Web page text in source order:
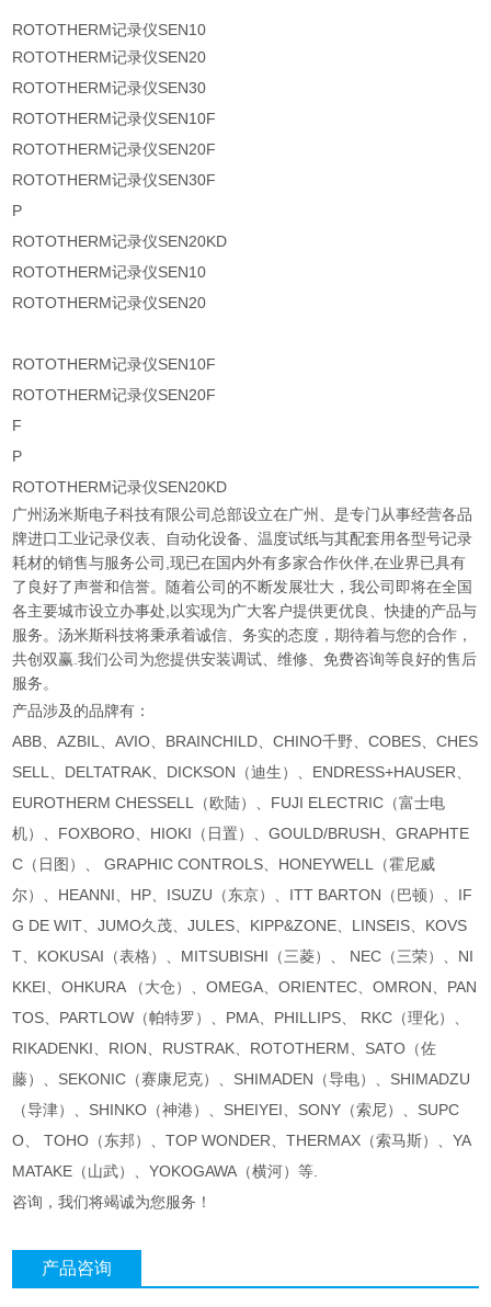
ROTOTHERM记录仪SEN10
ROTOTHERM记录仪SEN20
ROTOTHERM记录仪SEN30
ROTOTHERM记录仪SEN10F
ROTOTHERM记录仪SEN20F
ROTOTHERM记录仪SEN30F
P
ROTOTHERM记录仪SEN20KD
ROTOTHERM记录仪SEN10
ROTOTHERM记录仪SEN20
ROTOTHERM记录仪SEN10F
ROTOTHERM记录仪SEN20F
F
P
ROTOTHERM记录仪SEN20KD
广州汤米斯电子科技有限公司总部设立在广州、是专门从事经营各品
牌进口工业记录仪表、自动化设备、温度试纸与其配套用各型号记录
耗材的销售与服务公司,现已在国内外有多家合作伙伴,在业界已具有
了良好了声誉和信誉。随着公司的不断发展壮大，我公司即将在全国
各主要城市设立办事处,以实现为广大客户提供更优良、快捷的产品与
服务。汤米斯科技将秉承着诚信、务实的态度，期待着与您的合作，
共创双赢.我们公司为您提供安装调试、维修、免费咨询等良好的售后
服务。
产品涉及的品牌有：
ABB、AZBIL、AVIO、BRAINCHILD、CHINO千野、COBES、CHES
SELL、DELTATRAK、DICKSON（迪生）、ENDRESS+HAUSER、
EUROTHERM CHESSELL（欧陆）、FUJI ELECTRIC（富士电
机）、FOXBORO、HIOKI（日置）、GOULD/BRUSH、GRAPHTE
C（日图）、 GRAPHIC CONTROLS、HONEYWELL（霍尼威
尔）、HEANNI、HP、ISUZU（东京）、ITT BARTON（巴顿）、IF
G DE WIT、JUMO久茂、JULES、KIPP&ZONE、LINSEIS、KOVS
T、KOKUSAI（表格）、MITSUBISHI（三菱）、 NEC（三荣）、NI
KKEI、OHKURA （大仓）、OMEGA、ORIENTEC、OMRON、PAN
TOS、PARTLOW（帕特罗）、PMA、PHILLIPS、 RKC（理化）、
RIKADENKI、RION、RUSTRAK、ROTOTHERM、SATO（佐
藤）、SEKONIC（赛康尼克）、SHIMADEN（导电）、SHIMADZU
（导津）、SHINKO（神港）、SHEIYEI、SONY（索尼）、SUPC
O、 TOHO（东邦）、TOP WONDER、THERMAX（索马斯）、YA
MATAKE（山武）、YOKOGAWA（横河）等.
咨询，我们将竭诚为您服务！
产品咨询